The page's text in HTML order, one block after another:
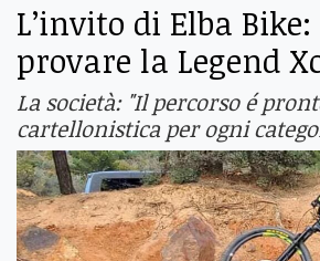
L’invito di Elba
provare la Legend
La società: "Il percorso é
cartellonistica per ogni